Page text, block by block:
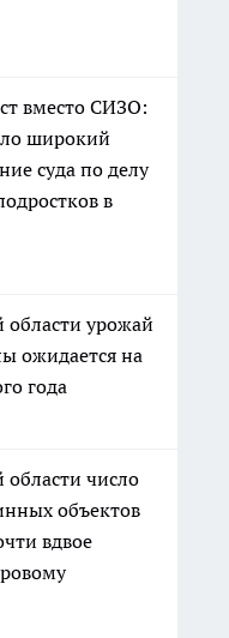
вместо СИЗО:
широкий
суда по делу
в
урожай
ожидается на
года
число
объектов
вдвое